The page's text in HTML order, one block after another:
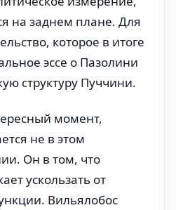
на заднем плане. Для
которое в итоге
эссе о Пазолини
структуру Пуччини.
момент,
не в этом
Он в том, что
ускользать от
Вильялобос